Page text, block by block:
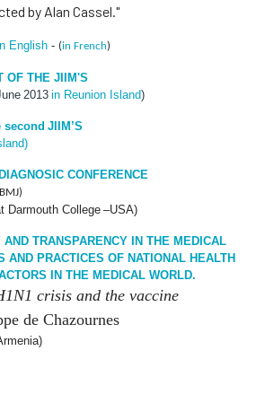
by Alan Cassel."
In English - (in French)
OF THE JIIM'S
2013 in Reunion Island)
second JIIM’S
CONFERENCE
BMJ)
Darmouth College–USA)
TRANSPARENCY IN THE MEDICAL
AND PRACTICES OF NATIONAL HEALTH
IN THE MEDICAL WORLD.
crisis and the vaccine
de Chazournes